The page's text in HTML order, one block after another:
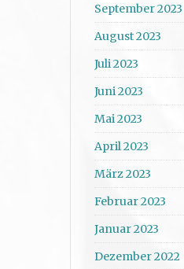
September 2023
August 2023
Juli 2023
Juni 2023
Mai 2023
April 2023
März 2023
Februar 2023
Januar 2023
Dezember 2022